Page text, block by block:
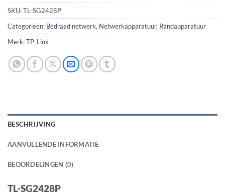
SKU:TL-SG2428P
Categorieën: Bedraad netwerk, Netwerkapparatuur, Randapparatuur
Merk:TP-Link
BESCHRIJVING
AANVULLENDE INFORMATIE
BEOORDELINGEN (0)
TL-SG2428P